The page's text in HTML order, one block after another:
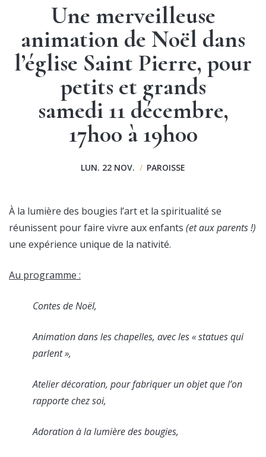
Une merveilleuse
animation de Noël dans
l’église Saint Pierre, pour
petits et grands
samedi 11 décembre,
17h00 à 19h00
LUN. 22 NOV. / PAROISSE
À la lumière des bougies l’art et la spiritualité se
réunissent pour faire vivre aux enfants (et aux parents !)
une expérience unique de la nativité.
Au programme :
Contes de Noël,
Animation dans les chapelles, avec les « statues qui
parlent »,
Atelier décoration, pour fabriquer un objet que l’on
rapporte chez soi,
Adoration à la lumière des bougies,